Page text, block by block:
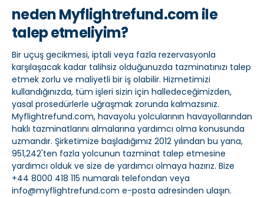
neden Myflightrefund.com ile
talep etmeliyim?
Bir uçuş gecikmesi, iptali veya fazla rezervasyonla
karşılaşacak kadar talihsiz olduğunuzda tazminatınızı talep
etmek zorlu ve maliyetli bir iş olabilir. Hizmetimizi
kullandığınızda, tüm işleri sizin için halledeceğimizden,
yasal prosedürlerle uğraşmak zorunda kalmazsınız.
Myflightrefund.com, havayolu yolcularının havayollarından
haklı tazminatlarını almalarına yardımcı olma konusunda
uzmandır. Şirketimize başladığımız 2012 yılından bu yana,
951,242'ten fazla yolcunun tazminat talep etmesine
yardımcı olduk ve size de yardımcı olmaya hazırız. Bize
+44 8000 418 115 numaralı telefondan veya
info@myflightrefund.com e-posta adresinden ulaşın.